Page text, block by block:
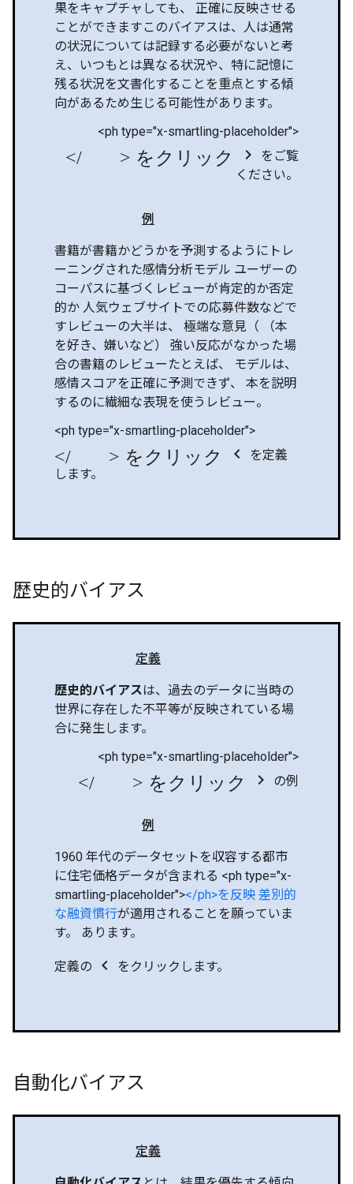
果をキャプチャしても、 正確に反映させる
ことができますこのバイアスは、人は通常
の状況については記録する必要がないと考
え、いつもとは異なる状況や、特に記憶に
残る状況を文書化することを重点とする傾
向があるため生じる可能性があります。
<ph type="x-smartling-placeholder">
</ph> をクリック chevron_right
をご覧
ください。
例
書籍が書籍かどうかを予測するようにトレ
ーニングされた感情分析モデル ユーザーの
コーパスに基づくレビューが肯定的か否定
的か 人気ウェブサイトでの応募件数などで
すレビューの大半は、 極端な意見（ （本
を好き、嫌いなど） 強い反応がなかった場
合の書籍のレビューたとえば、 モデルは、
感情スコアを正確に予測できず、 本を説明
するのに繊細な表現を使うレビュー。
<ph type="x-smartling-placeholder">
</ph> をクリック chevron_left
を定義
します。
歴史的バイアス
定義
歴史的バイアスは、過去のデータに当時の
世界に存在した不平等が反映されている場
合に発生します。
<ph type="x-smartling-placeholder">
</ph> をクリック chevron_right の例
例
1960 年代のデータセットを収容する都市
に住宅価格データが含まれる <ph type="x-
smartling-placeholder"></ph>を反映 差別的
な融資慣行が適用されることを願っていま
す。 あります。
定義の chevron_left をクリックします。
自動化バイアス
定義